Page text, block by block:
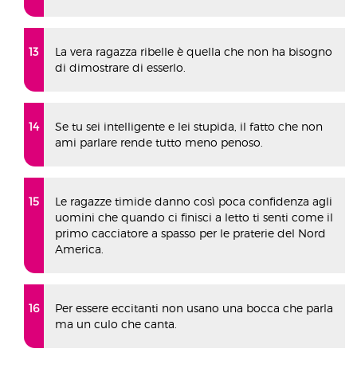
La vera ragazza ribelle è quella che non ha bisogno
di dimostrare di esserlo.
Se tu sei intelligente e lei stupida, il fatto che non
ami parlare rende tutto meno penoso.
Le ragazze timide danno così poca confidenza agli
uomini che quando ci finisci a letto ti senti come il
primo cacciatore a spasso per le praterie del Nord
America.
Per essere eccitanti non usano una bocca che parla
ma un culo che canta.